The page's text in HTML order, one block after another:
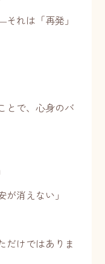
れは「再発」
とで、心身のバ
が消えない」
だけではありま